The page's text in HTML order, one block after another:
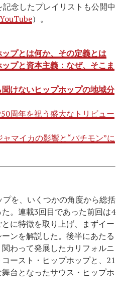
念したプレイリストも公開中
YouTube）。
プとは何か、その定義とは
プと資本主義：なぜ、そこま
けないヒップホップの地域分
周年を祝う盛大なトリビュー
マイカの影響と“パチモン”に
を、いくつかの角度から総括
。連載3回目であった前回は4
に特徴を取り上げ、まずイー
ンを解説した。後半にあたる
わって発展したカリフォルニ
ースト・ヒップホップと、21
台となったサウス・ヒップホ